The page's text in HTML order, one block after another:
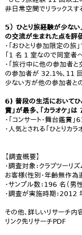
非日常空間でリラックス
5） ひとり旅経験が少な
の交流が生まれた点を評
・「おひとり参加限定の旅
「1 名 1 室なので同室者
・「旅行中に他の参加者
の参加者が 32.1%、11
少ない方が他の参加者と
6) 普段の生活においてひ
賞」が最多、「カラオケ」
・「コンサート・舞台鑑賞
・人気とされる「ひとりカ
【調査概要】
・調査対象：クラブツーリ
お客様(性別・年齢無作為
・サンプル数：196 名（
・調査が実施時期：
その他、詳しいリサーチ内
リンク先リサーチPDF